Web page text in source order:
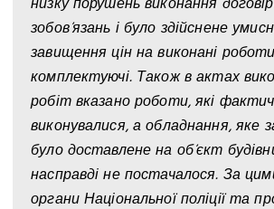
низку порушень виконання
зобов’язань і було здійснене
завищення цін на виконані
комплектуючі. Також в актах
робіт вказано роботи, які
виконувалися, а обладнання, яке
було доставлене на об’єкт
насправді не постачалося. За
органи Національної поліції та